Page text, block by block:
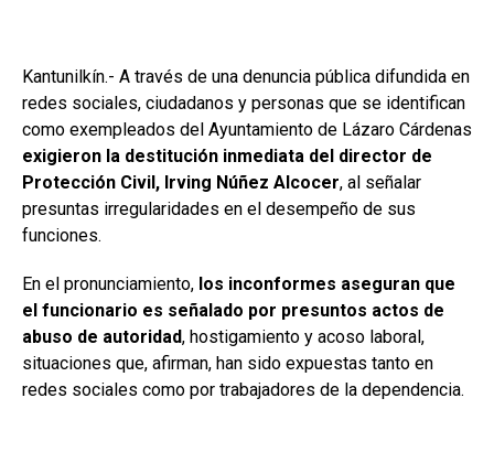
Kantunilkín.- A través de una denuncia pública difundida en
redes sociales, ciudadanos y personas que se identifican
como exempleados del Ayuntamiento de Lázaro Cárdenas
exigieron la destitución inmediata del director de
Protección Civil, Irving Núñez Alcocer, al señalar
presuntas irregularidades en el desempeño de sus
funciones.
En el pronunciamiento, los inconformes aseguran que
el funcionario es señalado por presuntos actos de
abuso de autoridad, hostigamiento y acoso laboral,
situaciones que, afirman, han sido expuestas tanto en
redes sociales como por trabajadores de la dependencia.